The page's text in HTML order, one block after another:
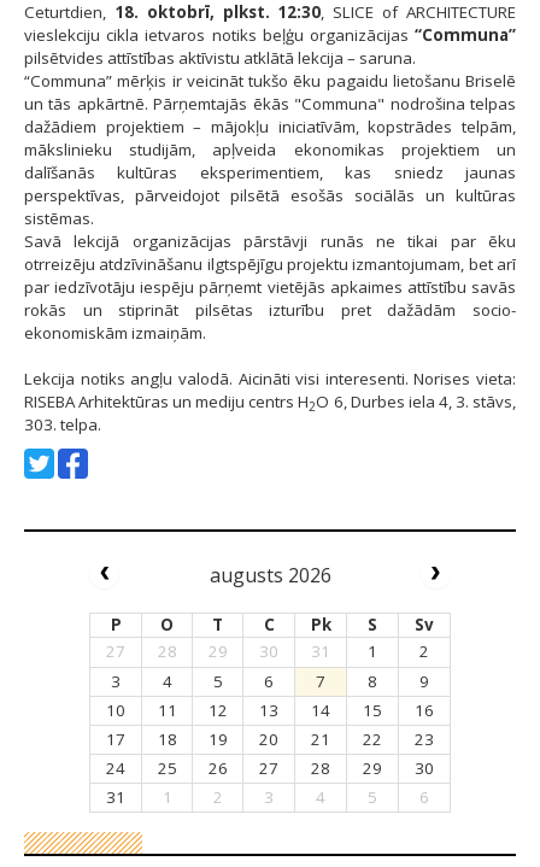
Ceturtdien, 18. oktobrī, plkst. 12:30, SLICE of ARCHITECTURE
vieslekciju cikla ietvaros notiks beļģu organizācijas “Communa”
pilsētvides attīstības aktīvistu atklātā lekcija – saruna.
“Communa” mērķis ir veicināt tukšo ēku pagaidu lietošanu Briselē
un tās apkārtnē. Pārņemtajās ēkās "Communa" nodrošina telpas
dažādiem projektiem – mājokļu iniciatīvām, kopstrādes telpām,
mākslinieku studijām, apļveida ekonomikas projektiem un
dalīšanās kultūras eksperimentiem, kas sniedz jaunas
perspektīvas, pārveidojot pilsētā esošās sociālās un kultūras
sistēmas.
Savā lekcijā organizācijas pārstāvji runās ne tikai par ēku
otrreizēju atdzīvināšanu ilgtspējīgu projektu izmantojumam, bet arī
par iedzīvotāju iespēju pārņemt vietējās apkaimes attīstību savās
rokās un stiprināt pilsētas izturību pret dažādām socio-
ekonomiskām izmaiņām.
Lekcija notiks angļu valodā. Aicināti visi interesenti. Norises vieta:
RISEBA Arhitektūras un mediju centrs H2O 6, Durbes iela 4, 3. stāvs,
303. telpa.
augusts 2026
P O T C Pk S
Sv
27
28 29 30 31 1
2
3
4 5 6 7 8
9
10
11 12 13 14 15
16
17
18 19 20 21 22
23
24
25 26 27 28 29
30
31
1 2 3 4 5 6